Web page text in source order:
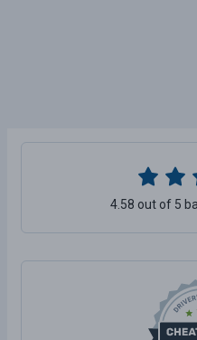
4.58 out of 5